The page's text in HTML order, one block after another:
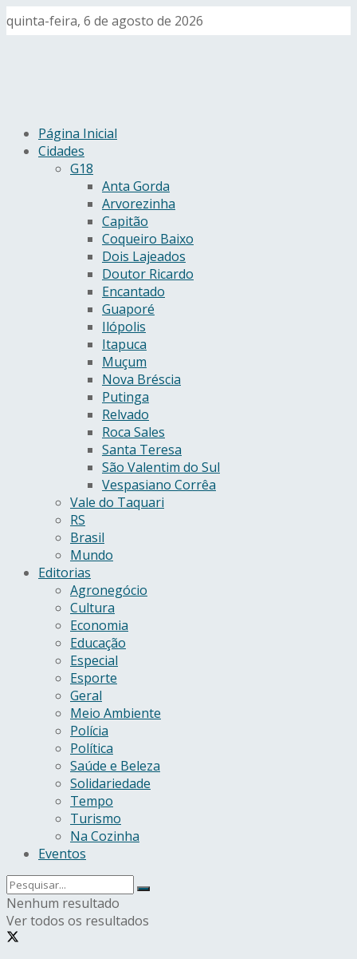
quinta-feira, 6 de agosto de 2026
Página Inicial
Cidades
G18
Anta Gorda
Arvorezinha
Capitão
Coqueiro Baixo
Dois Lajeados
Doutor Ricardo
Encantado
Guaporé
Ilópolis
Itapuca
Muçum
Nova Bréscia
Putinga
Relvado
Roca Sales
Santa Teresa
São Valentim do Sul
Vespasiano Corrêa
Vale do Taquari
RS
Brasil
Mundo
Editorias
Agronegócio
Cultura
Economia
Educação
Especial
Esporte
Geral
Meio Ambiente
Polícia
Política
Saúde e Beleza
Solidariedade
Tempo
Turismo
Na Cozinha
Eventos
Nenhum resultado
Ver todos os resultados